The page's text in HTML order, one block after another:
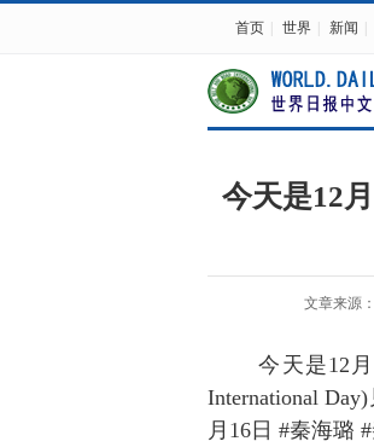
首页 世界 新闻
今天是12
文章来源：
今天是12月16
International
月16日 #秦海璐